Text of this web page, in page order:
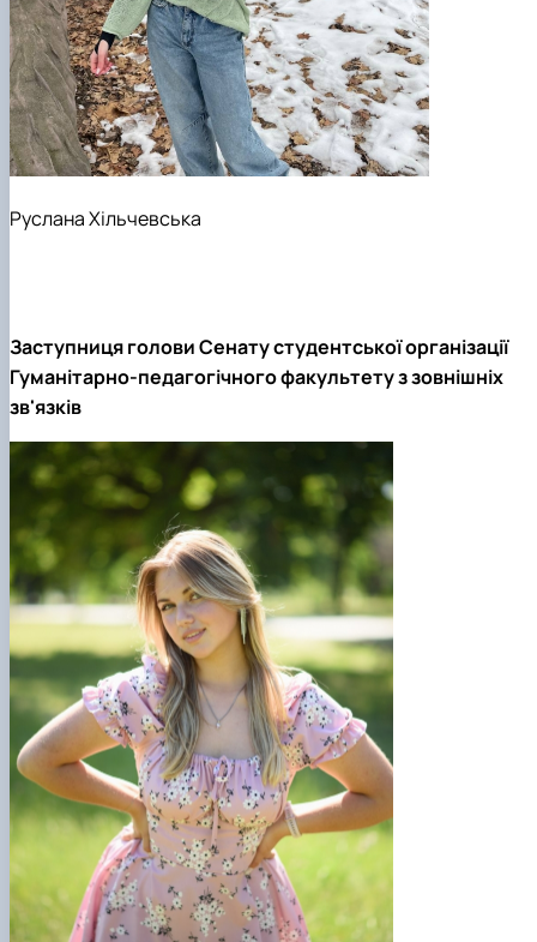
Руслана Хільчевська
Заступниця голови Сенату студентської організації
Гуманітарно-педагогічного факультету з зовнішніх
зв'язків